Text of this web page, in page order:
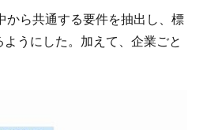
から共通する要件を抽出し、標
うにした。加えて、企業ごと